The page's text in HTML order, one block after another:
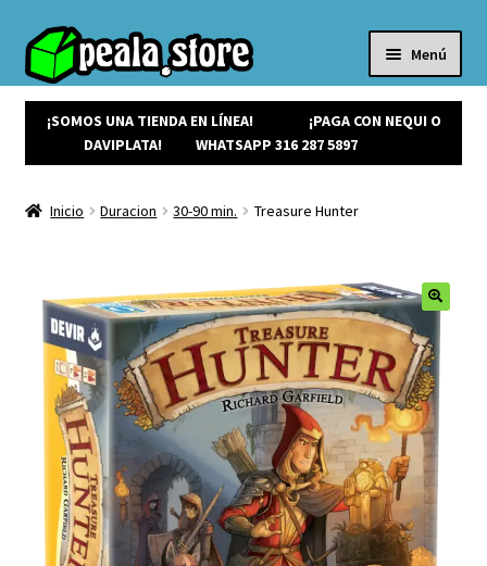
Menú
Productos
¡Ofertas!
¡NUEVOS!
Contacto
¡SOMOS UNA TIENDA EN LÍNEA!
¡PAGA CON NEQUI O
DAVIPLATA!
WHATSAPP 316 287 5897
Inicio Duracion 30-90 min. Treasure Hunter